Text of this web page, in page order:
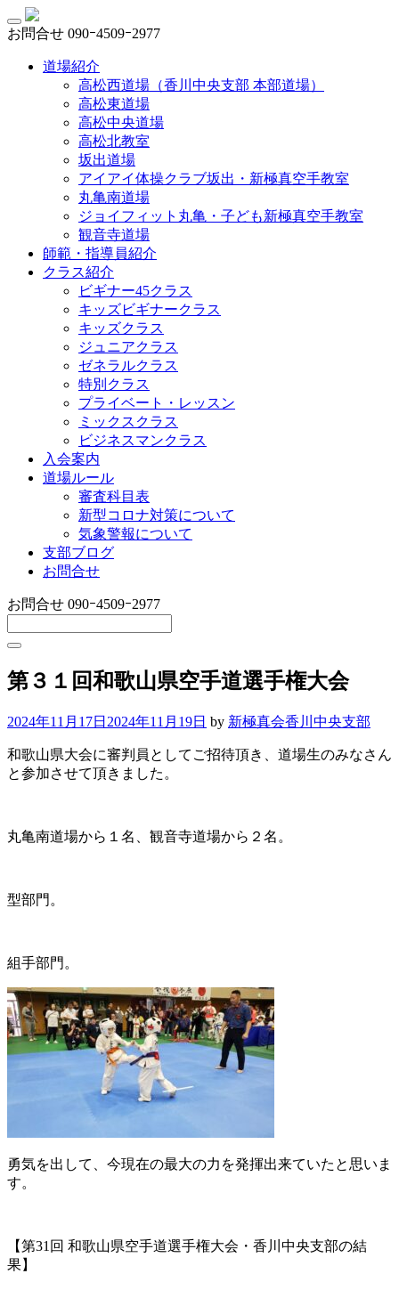
お問合せ 090ｰ4509ｰ2977
道場紹介
高松西道場（香川中央支部 本部道場）
高松東道場
高松中央道場
高松北教室
坂出道場
アイアイ体操クラブ坂出・新極真空手教室
丸亀南道場
ジョイフィット丸亀・子ども新極真空手教室
観音寺道場
師範・指導員紹介
クラス紹介
ビギナー45クラス
キッズビギナークラス
キッズクラス
ジュニアクラス
ゼネラルクラス
特別クラス
プライベート・レッスン
ミックスクラス
ビジネスマンクラス
入会案内
道場ルール
審査科目表
新型コロナ対策について
気象警報について
支部ブログ
お問合せ
お問合せ 090ｰ4509ｰ2977
第３１回和歌山県空手道選手権大会
2024年11月17日 2024年11月19日 by 新極真会香川中央支部
和歌山県大会に審判員としてご招待頂き、道場生のみなさん
と参加させて頂きました。
丸亀南道場から１名、観音寺道場から２名。
型部門。
組手部門。
勇気を出して、今現在の最大の力を発揮出来ていたと思いま
す。
【第31回 和歌山県空手道選手権大会・香川中央支部の結
果】